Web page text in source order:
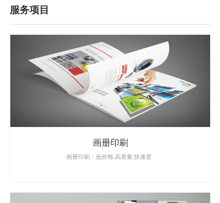
服务项目
画册印刷
画册印刷：低价格,高质量,快速度